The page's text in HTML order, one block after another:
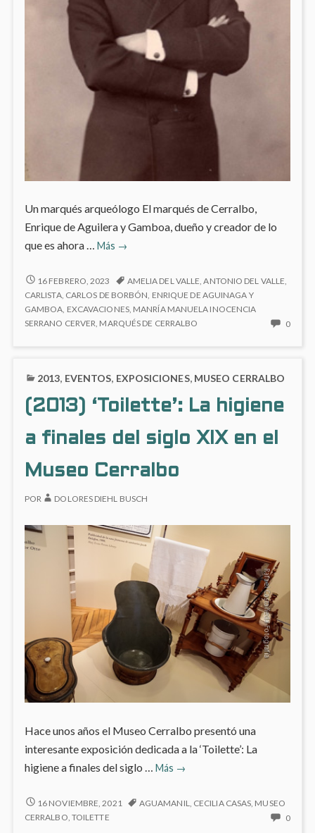
Un marqués arqueólogo El marqués de Cerralbo,
Enrique de Aguilera y Gamboa, dueño y creador de lo
que es ahora … Más El
de
Cerralbo
→
EL
MARQUÉS
DE
CERRALBO
16 FEBRERO, 2023 AMELIA DEL VALLE,ANTONIO DEL VALLE,
CARLISTA, CARLOS DE BORBÓN, ENRIQUE DE AGUINAGA Y
GAMBOA, EXCAVACIONES, MANRÍA MANUELA INOCENCIA
SERRANO CERVER, MARQUÉS DE CERRALBO 0NO
2013, EVENTOS, EXPOSICIONES, MUSEO CERRALBO
(2013) ‘Toilette’: La higiene
a finales del siglo XIX en el
Museo Cerralbo
POR DOLORES DIEHL BUSCH
Hace unos años el Museo Cerralbo presentó una
interesante exposición dedicada a la ‘Toilette’: La
higiene a finales del siglo … Más
(2013)
La
→
(2013)
‘TOILETTE’:
16 NOVIEMBRE, 2021 AGUAMANIL CECILIA CASAS MUSEO
CERRALBO TOILETTE 0NO